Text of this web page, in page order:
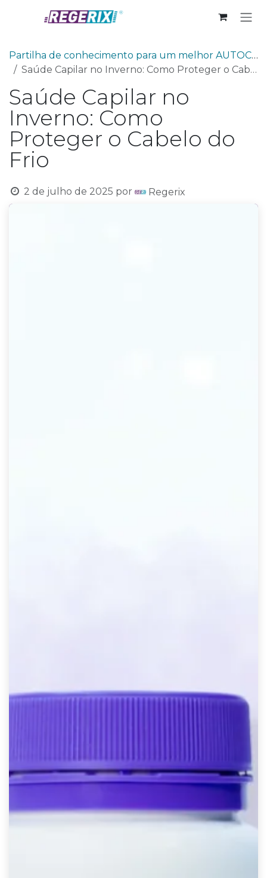
Partilha de conhecimento para um melhor AUTOCUIDADO
Saúde Capilar no Inverno: Como Proteger o Cabelo do Frio
Saúde Capilar no
Inverno: Como
Proteger o Cabelo do
Frio
2 de julho de 2025 por Regerix